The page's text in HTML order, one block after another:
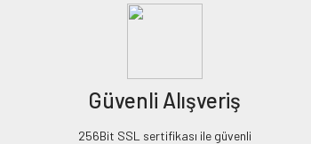
Güvenli Alışveriş
256Bit SSL sertifikası ile güvenli